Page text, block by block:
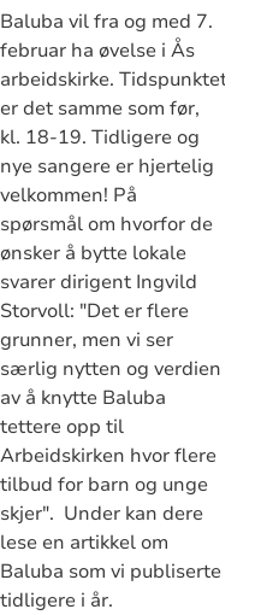
Baluba vil fra og med 7.
februar ha øvelse i Ås
arbeidskirke. Tidspunktet
er det samme som før,
kl. 18-19. Tidligere og
nye sangere er hjertelig
velkommen! På
spørsmål om hvorfor de
ønsker å bytte lokale
svarer dirigent Ingvild
Storvoll: "Det er flere
grunner, men vi ser
særlig nytten og verdien
av å knytte Baluba
tettere opp til
Arbeidskirken hvor flere
tilbud for barn og unge
skjer". Under kan dere
lese en artikkel om
Baluba som vi publiserte
tidligere i år.